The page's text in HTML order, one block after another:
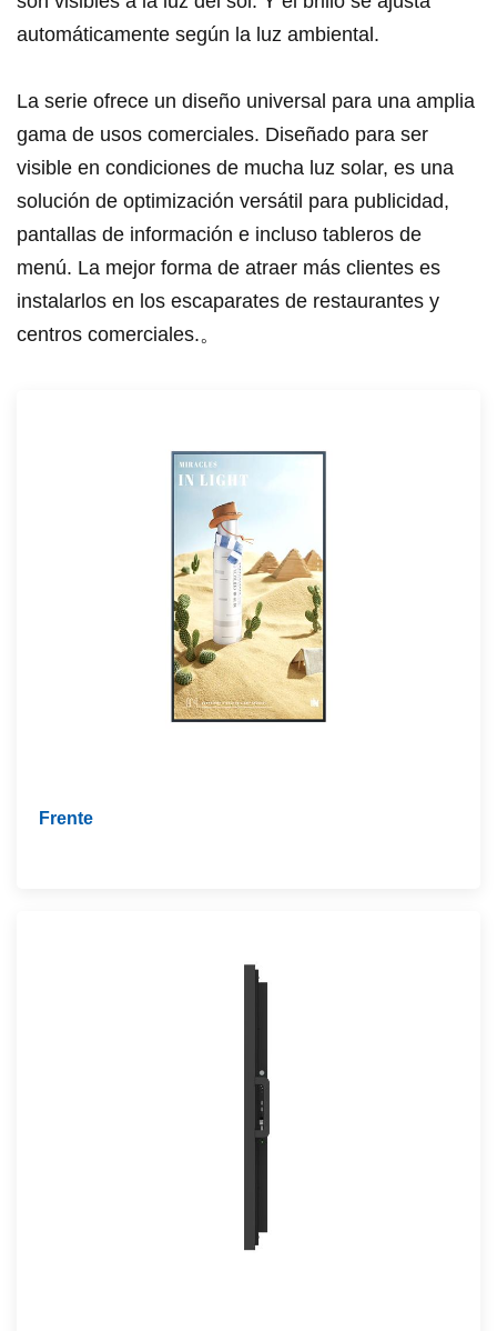
automáticamente según la luz ambiental.
La serie ofrece un diseño universal para una amplia
gama de usos comerciales. Diseñado para ser
visible en condiciones de mucha luz solar, es una
solución de optimización versátil para publicidad,
pantallas de información e incluso tableros de
menú. La mejor forma de atraer más clientes es
instalarlos en los escaparates de restaurantes y
centros comerciales.。
Frente